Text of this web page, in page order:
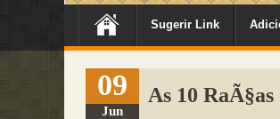
Sugerir Link
09
Jun
As 10